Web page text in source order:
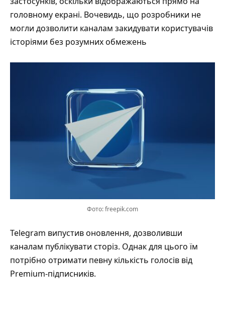
головному екрані. Вочевидь, що розробники не
могли дозволити каналам закидувати користувачів
історіями без розумних обмежень
Фото: freepik.com
Telegram випустивоновлення, дозволивши
каналам публікувати сторіз. Однак для цього їм
потрібно отримати певну кількість голосів від
Premium-підписників.